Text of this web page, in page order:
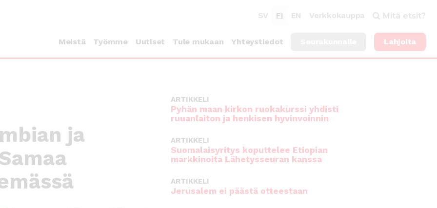
SV FI EN Verkkokauppa Mitä etsit?
Meistä Työmme Uutiset Tule mukaan Yhteystiedot Lahjoita
ja
ARTIKKELI
Pyhän maan kirkon ruokakurssi yhdisti
ruuanlaiton ja henkisen hyvinvoinnin
ARTIKKELI
Suomalaisyritys koputtelee Etiopian
markkinoita Lähetysseuran kanssa
ARTIKKELI
Jerusalem ei päästä otteestaan